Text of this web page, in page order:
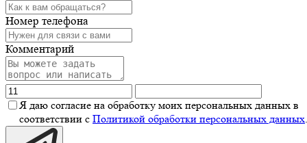
Номер телефона
Комментарий
Я даю согласие на обработку моих персональных данных в
соответствии с Политикой обработки персональных данных.